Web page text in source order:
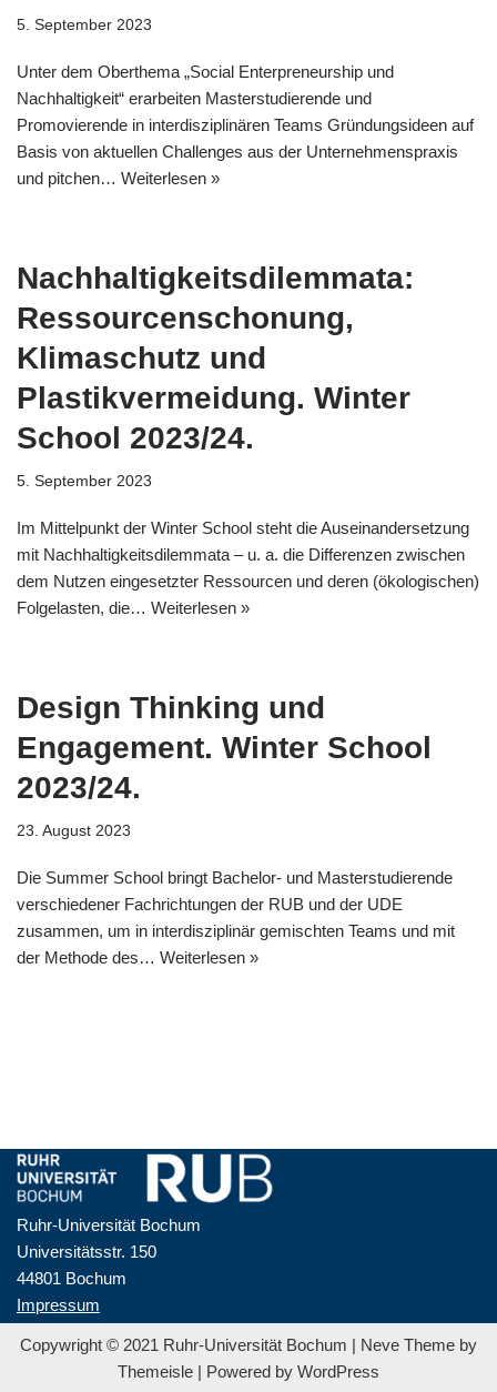
5. September 2023
Unter dem Oberthema „Social Enterpreneurship und
Nachhaltigkeit“ erarbeiten Masterstudierende und
Promovierende in interdisziplinären Teams Gründungsideen auf
Basis von aktuellen Challenges aus der Unternehmenspraxis
und pitchen… Weiterlesen »
Nachhaltigkeitsdilemmata:
Ressourcenschonung,
Klimaschutz und
Plastikvermeidung. Winter
School 2023/24.
5. September 2023
Im Mittelpunkt der Winter School steht die Auseinandersetzung
mit Nachhaltigkeitsdilemmata – u. a. die Differenzen zwischen
dem Nutzen eingesetzter Ressourcen und deren (ökologischen)
Folgelasten, die… Weiterlesen »
Design Thinking und
Engagement. Winter School
2023/24.
23. August 2023
Die Summer School bringt Bachelor- und Masterstudierende
verschiedener Fachrichtungen der RUB und der UDE
zusammen, um in interdisziplinär gemischten Teams und mit
der Methode des… Weiterlesen »
Ruhr-Universität Bochum
Universitätsstr. 150
44801 Bochum
Impressum
Copywright © 2021 Ruhr-Universität Bochum | Neve Theme by
Themeisle | Powered by WordPress